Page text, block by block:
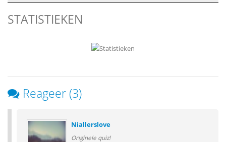
STATISTIEKEN
Reageer (3)
Niallerslove
Originele quiz!